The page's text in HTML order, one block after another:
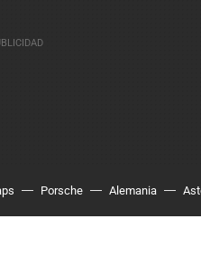
Porsche Alemania